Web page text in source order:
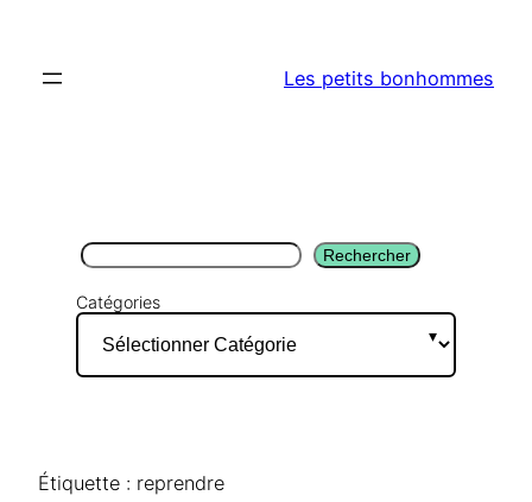
contenu
Les petits bonhommes
Rechercher Rechercher
Catégories
Étiquette : reprendre